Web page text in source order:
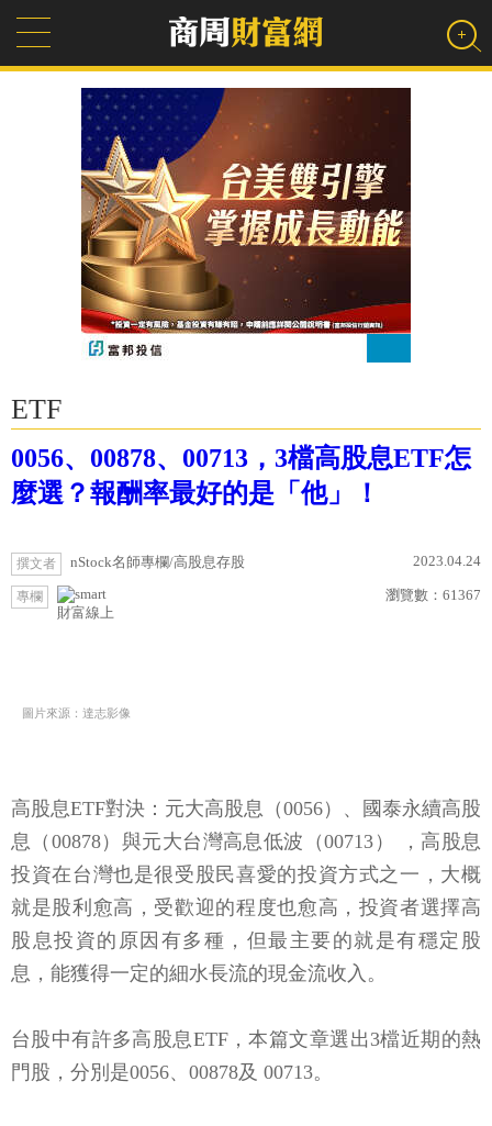
ETF
0056、00878、00713，3檔高股息ETF怎
麼選？報酬率最好的是「他」！
撰文者 nStock名師專欄/高股息存股 2023.04.24
專欄
財富線上
瀏覽數： 61367
圖片來源：達志影像
高股息ETF對決：元大高股息（0056）、國泰永續高股
息（00878）與元大台灣高息低波（00713） ，高股息
投資在台灣也是很受股民喜愛的投資方式之一，大概
就是股利愈高，受歡迎的程度也愈高，投資者選擇高
股息投資的原因有多種，但最主要的就是有穩定股
息，能獲得一定的細水長流的現金流收入。
台股中有許多高股息ETF，本篇文章選出3檔近期的熱
門股，分別是0056、00878及 00713。